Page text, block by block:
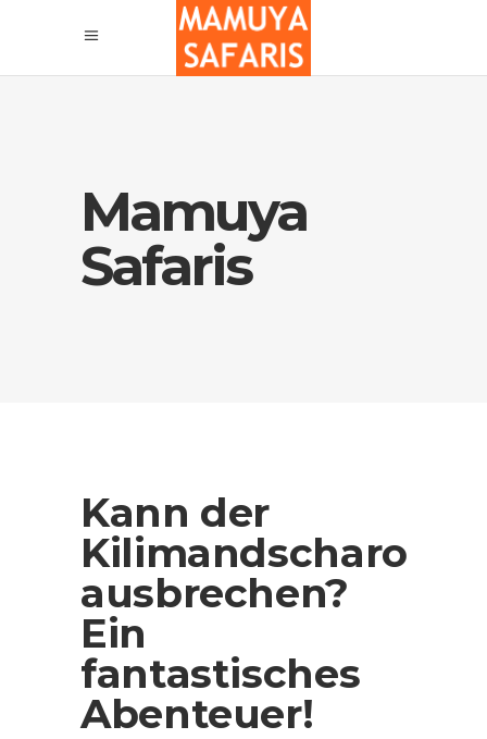
Mamuya
Safaris
Kann der
Kilimandscharo
ausbrechen?
Ein
fantastisches
Abenteuer!